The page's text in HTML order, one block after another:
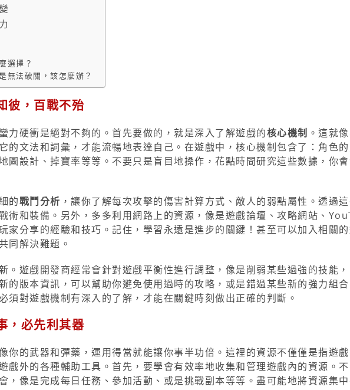
選擇？
無法破關，該怎麼辦？
彼，百戰不殆
力硬衝是絕對不夠的。首先要做的，就是深入了解遊戲的核心機制 。這就
的文法和詞彙，才能流暢地表達自己。在遊戲中，核心機制包含了：角色
圖設計、掉寶率等等。不要只是盲目地操作，花點時間研究這些數據，你
的戰鬥分析 ，讓你了解每次攻擊的傷害計算方式、敵人的弱點屬性。透過
術和裝備。另外，多多利用網路上的資源，像是遊戲論壇、攻略網站、
家分享的經驗和技巧。記住，學習永遠是進步的關鍵！甚至可以加入相關的
同解決難題。
。遊戲開發商經常會針對遊戲平衡性進行調整，像是削弱某些過強的技能
的版本資訊，可以幫助你避免使用過時的攻略，或是錯過某些新的強力組
須對遊戲機制有深入的了解，才能在關鍵時刻做出正確的判斷。
，必先利其器
你的武器和彈藥，運用得當就能讓你事半功倍。這裡的資源不僅僅是指遊
戲外的各種輔助工具。首先，要學會有效率地收集和管理遊戲內的資源。
，像是完成每日任務、參加活動、或是挑戰副本等等。盡可能地將資源集